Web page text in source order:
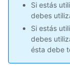
Si estás
debes
Si estás
debes
ésta debe